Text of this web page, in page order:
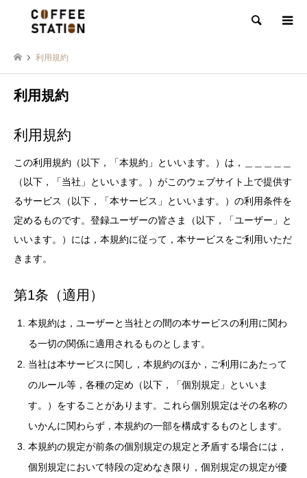
検索
利用規約
利用規約
利用規約
この利用規約（以下，「本規約」といいます。）は，＿＿＿＿＿
（以下，「当社」といいます。）がこのウェブサイト上で提供す
るサービス（以下，「本サービス」といいます。）の利用条件を
定めるものです。登録ユーザーの皆さま（以下，「ユーザー」と
いいます。）には，本規約に従って，本サービスをご利用いただ
きます。
第1条（適用）
本規約は，ユーザーと当社との間の本サービスの利用に関わ
る一切の関係に適用されるものとします。
当社は本サービスに関し，本規約のほか，ご利用にあたって
のルール等，各種の定め（以下，「個別規定」といいま
す。）をすることがあります。これら個別規定はその名称の
いかんに関わらず，本規約の一部を構成するものとします。
本規約の規定が前条の個別規定の規定と矛盾する場合には，
個別規定において特段の定めなき限り，個別規定の規定が優